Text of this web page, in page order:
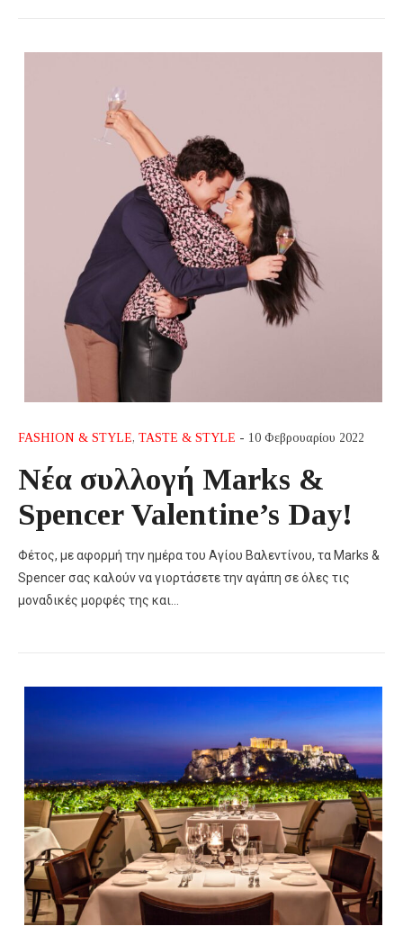
FASHION & STYLE, TASTE & STYLE - 10 Φεβρουαρίου 2022
Νέα συλλογή Marks &
Spencer Valentine’s Day!
Φέτος, με αφορμή την ημέρα του Αγίου Βαλεντίνου, τα Marks &
Spencer σας καλούν να γιορτάσετε την αγάπη σε όλες τις
μοναδικές μορφές της και…